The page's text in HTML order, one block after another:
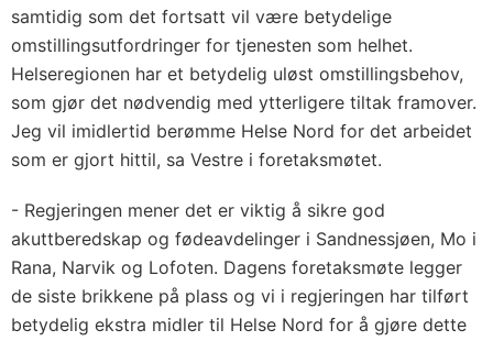
samtidig som det fortsatt vil være betydelige
omstillingsutfordringer for tjenesten som helhet.
Helseregionen har et betydelig uløst omstillingsbehov,
som gjør det nødvendig med ytterligere tiltak framover.
Jeg vil imidlertid berømme Helse Nord for det arbeidet
som er gjort hittil, sa Vestre i foretaksmøtet.
- Regjeringen mener det er viktig å sikre god
akuttberedskap og fødeavdelinger i Sandnessjøen, Mo i
Rana, Narvik og Lofoten. Dagens foretaksmøte legger
de siste brikkene på plass og vi i regjeringen har tilført
betydelig ekstra midler til Helse Nord for å gjøre dette